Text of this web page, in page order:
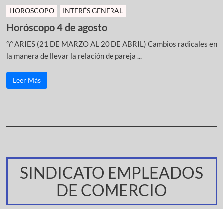
HOROSCOPO INTERÉS GENERAL
Horóscopo 4 de agosto
♈ ARIES (21 DE MARZO AL 20 DE ABRIL) Cambios radicales en
la manera de llevar la relación de pareja ...
Leer Más
SINDICATO EMPLEADOS
DE COMERCIO